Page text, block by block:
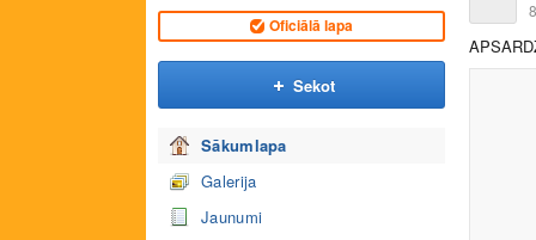
Oficiālā lapa
Sekot
Sākumlapa
Galerija
Jaunumi